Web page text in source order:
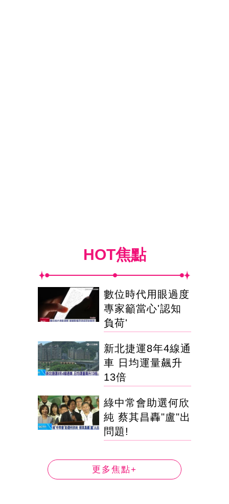
HOT焦點
數位時代用眼過度
專家籲當心'認知
負荷'
新北捷運8年4線通
車 日均運量飆升
13倍
綠中常會助選何欣
純 蔡其昌轟"盧"出
問題!
更多焦點+